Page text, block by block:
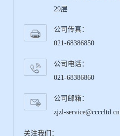
29层
公司传真：
021-68386850
公司电话：
021-68386860
公司邮箱：
zjzl-service@ccccltd.cn
关注我们：